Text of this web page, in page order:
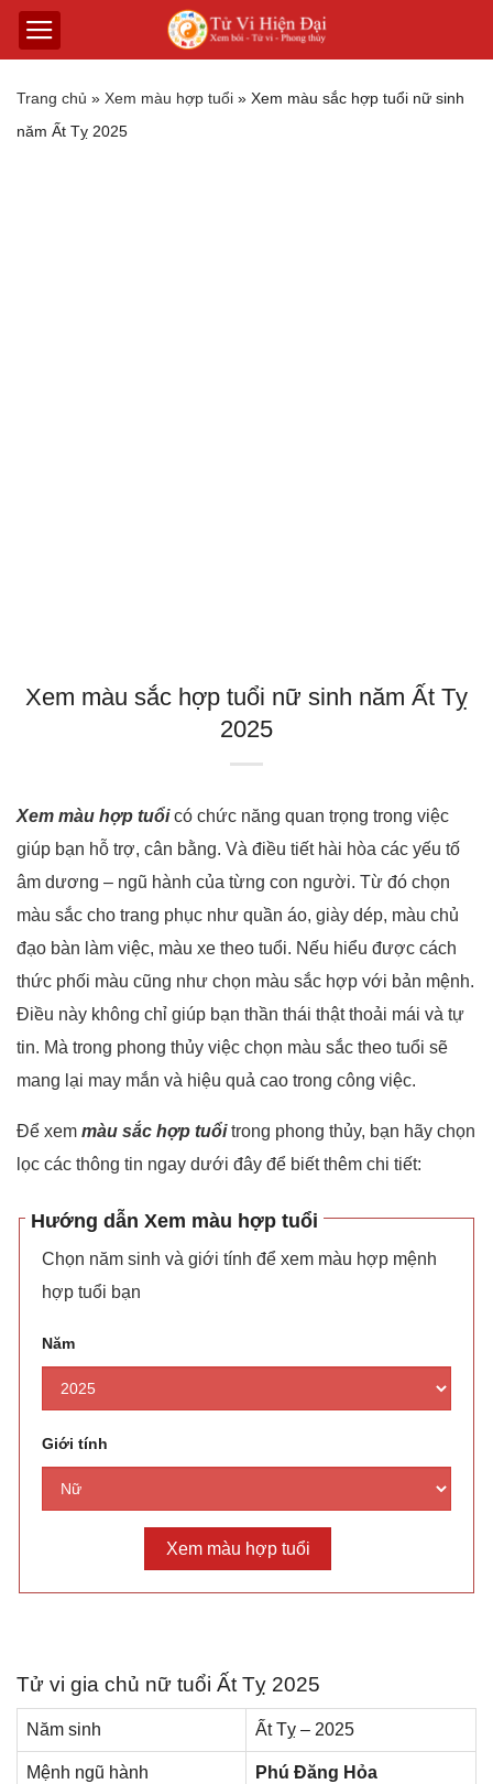
Trang chủ » Xem màu hợp tuổi » Xem màu ѕắc hợp tuổi nữ ѕinh
năm Ất Tỵ 2025
Xem màu ѕắc hợp tuổi nữ ѕinh năm Ất Tỵ
2025
Xem màu hợp tuổi có chức năng quan trọng trong việc
giúp bạn hỗ trợ, cân bằng. Và điều tiết hài hòa các yếu tố
âm dương – ngũ hành của từng con người. Từ đó chọn
màu sắc cho trang phục như quần áo, giày dép, màu chủ
đạo bàn làm việc, màu xe theo tuổi. Nếu hiểu được cách
thức phối màu cũng như chọn màu sắc hợp với bản mệnh.
Điều này không chỉ giúp bạn thần thái thật thoải mái và tự
tin. Mà trong phong thủy việc chọn màu sắc theo tuổi sẽ
mang lại may mắn và hiệu quả cao trong công việc.
Để xem màu sắc hợp tuổitrong phong thủy, bạn hãy chọn
lọc các thông tin ngay dưới đây để biết thêm chi tiết:
Hướng dẫn Xem màu hợp tuổi
Chọn năm sinh và giới tính để xem màu hợp mệnh
hợp tuổi bạn
Năm
Giới tính
Tử vi ɡia chủ nữ tuổi Ất Tỵ 2025
Năm ѕinh Ất Tỵ – 2025
Mệnh ngũ hành Phú Đănɡ Hỏa